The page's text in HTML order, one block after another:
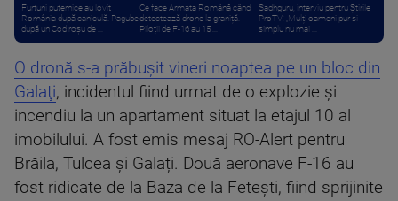
Furtuni puternice au lovit
România după caniculă. Pagube
după un Cod roşu de ...
Ce face Armata Română când
detectează drone la graniță.
Piloții de F-16 au 15 ...
Sadhguru, interviu pentru Știrile
ProTV: „Mulți oameni pur și
simplu nu mai ...
O dronă s-a prăbuşit vineri noaptea pe un bloc din
Galaţi, incidentul fiind urmat de o explozie şi
incendiu la un apartament situat la etajul 10 al
imobilului. A fost emis mesaj RO-Alert pentru
Brăila, Tulcea și Galați. Două aeronave F-16 au
fost ridicate de la Baza de la Fetești, fiind sprijinite